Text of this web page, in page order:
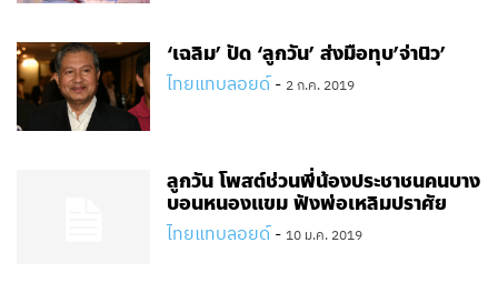
‘เฉลิม’ ปัด ‘ลูกวัน’ ส่งมือทุบ’จ่านิว’
ไทยแทบลอยด์ - 2 ก.ค. 2019
ลูกวัน โพสต์ช่วนพี่น้องประชาชนคนบาง
บอนหนองแขม ฟังพ่อเหลิมปราศัย
ไทยแทบลอยด์ - 10 ม.ค. 2019